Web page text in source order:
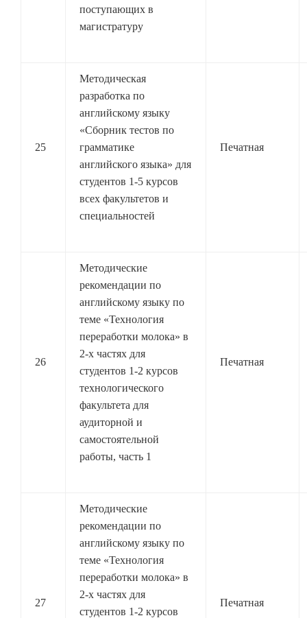
поступающих в
магистратуру
25
Методическая
разработка по
английскому языку
«Сборник тестов по
грамматике
английского языка» для
студентов 1-5 курсов
всех факультетов и
специальностей
Печатная
26
Методические
рекомендации по
английскому языку по
теме «Технология
переработки молока» в
2-х частях для
студентов 1-2 курсов
технологического
факультета для
аудиторной и
самостоятельной
работы, часть 1
Печатная
27
Методические
рекомендации по
английскому языку по
теме «Технология
переработки молока» в
2-х частях для
студентов 1-2 курсов
Печатная